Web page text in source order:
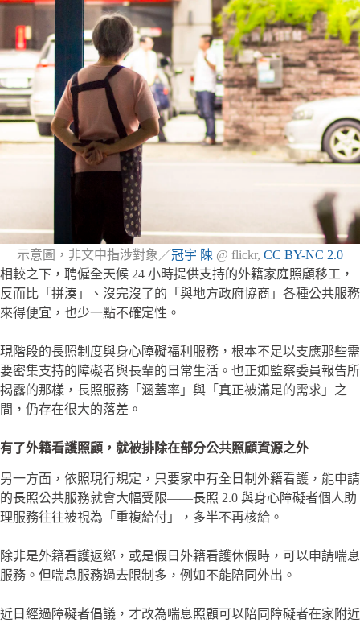
示意圖，非文中指涉對象／冠宇 陳 @ flickr, CC BY-NC 2.0
相較之下，聘僱全天候 24 小時提供支持的外籍家庭照顧移工，
反而比「拼湊」、沒完沒了的「與地方政府協商」各種公共服務
來得便宜，也少一點不確定性。
現階段的長照制度與身心障礙福利服務，根本不足以支應那些需
要密集支持的障礙者與長輩的日常生活。也正如監察委員報告所
揭露的那樣，長照服務「涵蓋率」與「真正被滿足的需求」之
間，仍存在很大的落差。
有了外籍看護照顧，就被排除在部分公共照顧資源之外
另一方面，依照現行規定，只要家中有全日制外籍看護，能申請
的長照公共服務就會大幅受限——長照 2.0 與身心障礙者個人助
理服務往往被視為「重複給付」，多半不再核給。
除非是外籍看護返鄉，或是假日外籍看護休假時，可以申請喘息
服務。但喘息服務過去限制多，例如不能陪同外出。
近日經過障礙者倡議，才改為喘息照顧可以陪同障礙者在家附近